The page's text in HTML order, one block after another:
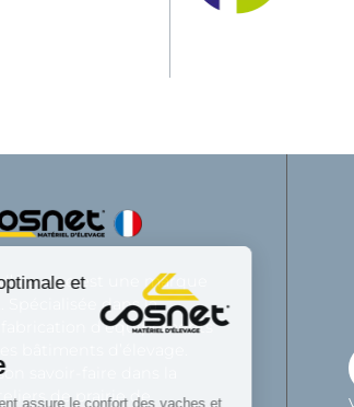
optimale et
assure le confort des vaches et
est une marque
Spécialisée dans la
d’équipements
bâtiments d’élevage.
savoir-faire dans la
de prairie de